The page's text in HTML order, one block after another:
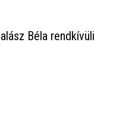
Béla rendkívüli